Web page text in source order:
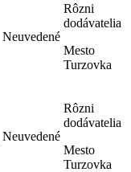
Neuvedené
Rôzni
dodávatelia
Mesto
Turzovka
Neuvedené
Rôzni
dodávatelia
Mesto
Turzovka